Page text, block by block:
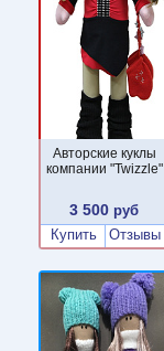
Авторские куклы
компании "Twizzle"
3 500 руб
Купить
Отзывы